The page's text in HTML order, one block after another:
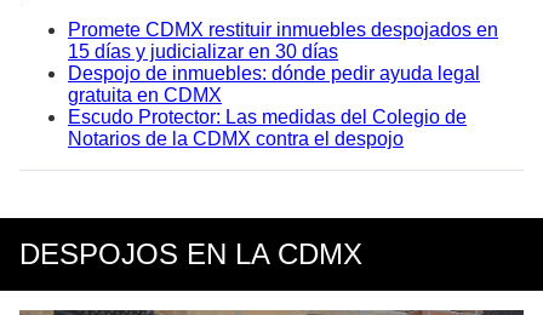
Promete CDMX restituir inmuebles despojados en
15 días y judicializar en 30 días
Despojo de inmuebles: dónde pedir ayuda legal
gratuita en CDMX
Escudo Protector: Las medidas del Colegio de
Notarios de la CDMX contra el despojo
DESPOJOS EN LA CDMX